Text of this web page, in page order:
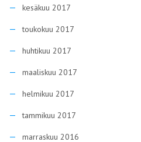
kesäkuu 2017
toukokuu 2017
huhtikuu 2017
maaliskuu 2017
helmikuu 2017
tammikuu 2017
marraskuu 2016